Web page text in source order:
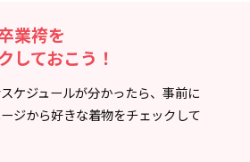
業袴を
しておこう！
ケジュールが分かったら、事前に
ジから好きな着物をチェックして